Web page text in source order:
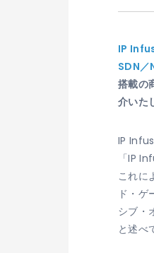
IP
SDN
搭載の
介いた
IP
「IP
これに
ド・
シブ・
と述べ